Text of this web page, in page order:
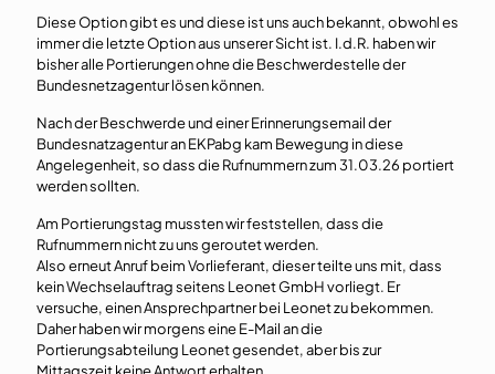
Diese Option gibt es und diese ist uns auch bekannt, obwohl es
immer die letzte Option aus unserer Sicht ist. I.d.R. haben wir
bisher alle Portierungen ohne die Beschwerdestelle der
Bundesnetzagentur lösen können.
Nach der Beschwerde und einer Erinnerungsemail der
Bundesnatzagentur an EKPabg kam Bewegung in diese
Angelegenheit, so dass die Rufnummern zum 31.03.26 portiert
werden sollten.
Am Portierungstag mussten wir feststellen, dass die
Rufnummern nicht zu uns geroutet werden.
Also erneut Anruf beim Vorlieferant, dieser teilte uns mit, dass
kein Wechselauftrag seitens Leonet GmbH vorliegt. Er
versuche, einen Ansprechpartner bei Leonet zu bekommen.
Daher haben wir morgens eine E-Mail an die
Portierungsabteilung Leonet gesendet, aber bis zur